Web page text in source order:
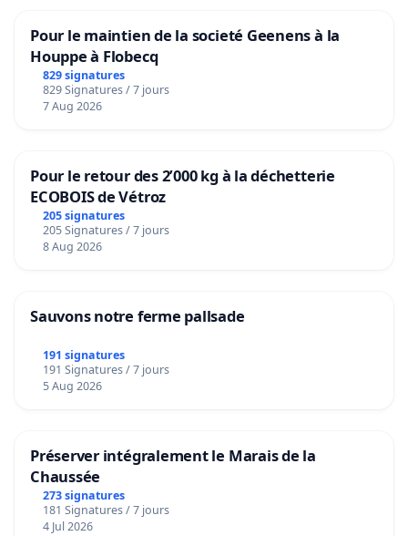
Pour le maintien de la societé Geenens à la
Houppe à Flobecq
829 signatures
829 Signatures / 7 jours
7 Aug 2026
Pour le retour des 2’000 kg à la déchetterie
ECOBOIS de Vétroz
205 signatures
205 Signatures / 7 jours
8 Aug 2026
Sauvons notre ferme pallsade
191 signatures
191 Signatures / 7 jours
5 Aug 2026
Préserver intégralement le Marais de la
Chaussée
273 signatures
181 Signatures / 7 jours
4 Jul 2026